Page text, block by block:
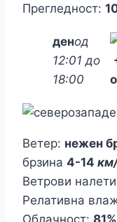
Прегледност:
денод
12:01 до
18:00
Ветер: нежен
брзина 4-14
Ветрови
Релативна
Облачност: 81%